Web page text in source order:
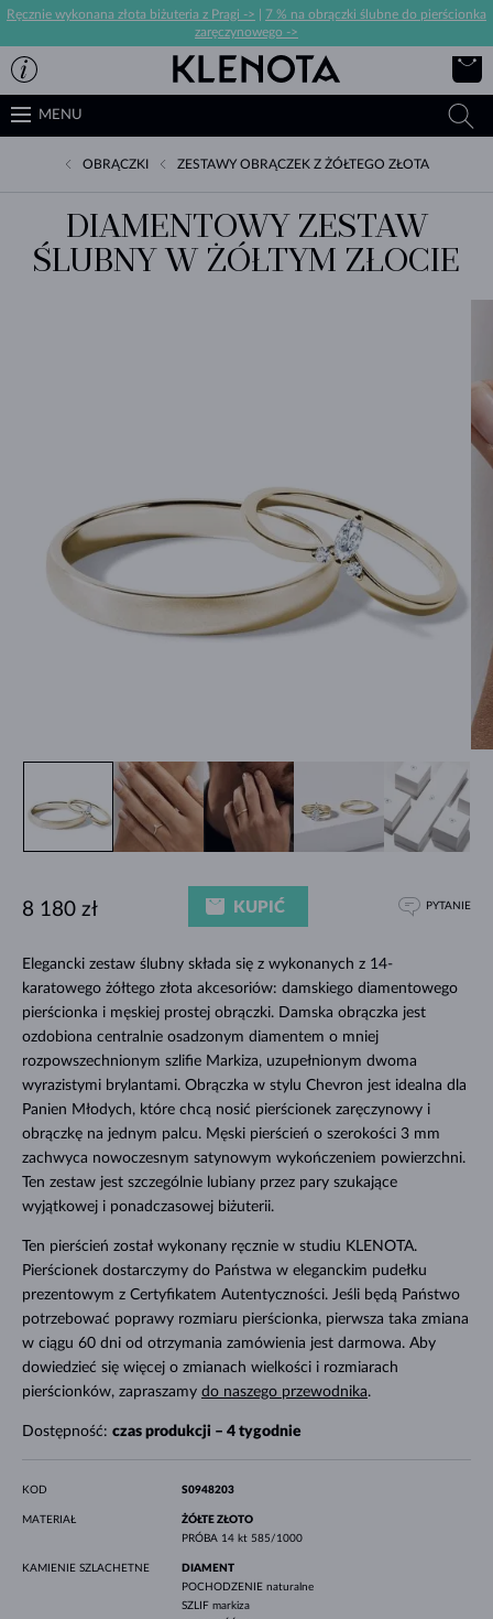
Ręcznie wykonana złota biżuteria z Pragi ->
7 % na obrączki ślubne do pierścionka
zaręczynowego ->
MENU
OBRĄCZKI ZESTAWY OBRĄCZEK Z ŻÓŁTEGO ZŁOTA
DIAMENTOWY ZESTAW
ŚLUBNY W ŻÓŁTYM ZŁOCIE
Elegancki zestaw ślubny składa się z wykonanych z 14-
karatowego żółtego złota akcesoriów: damskiego diamentowego
pierścionka i męskiej prostej obrączki. Damska obrączka jest
ozdobiona centralnie osadzonym diamentem o mniej
rozpowszechnionym szlifie Markiza, uzupełnionym dwoma
wyrazistymi brylantami. Obrączka w stylu Chevron jest idealna dla
Panien Młodych, które chcą nosić pierścionek zaręczynowy i
obrączkę na jednym palcu. Męski pierścień o szerokości 3 mm
zachwyca nowoczesnym satynowym wykończeniem powierzchni.
Ten zestaw jest szczególnie lubiany przez pary szukające
wyjątkowej i ponadczasowej biżuterii.
Ten pierścień został wykonany ręcznie w studiu KLENOTA.
Pierścionek dostarczymy do Państwa w eleganckim pudełku
prezentowym z Certyfikatem Autentyczności. Jeśli będą Państwo
potrzebować poprawy rozmiaru pierścionka, pierwsza taka zmiana
w ciągu 60 dni od otrzymania zamówienia jest darmowa. Aby
dowiedzieć się więcej o zmianach wielkości i rozmiarach
pierścionków, zapraszamy do naszego przewodnika.
Dostępność: czas produkcji – 4 tygodnie
8 180 zł KUPIĆ PYTANIE
KOD S0948203
MATERIAŁ
ŻÓŁTE ZŁOTO
PRÓBA 14 kt 585/1000
KAMIENIE SZLACHETNE
DIAMENT
POCHODZENIE naturalne
SZLIF markiza